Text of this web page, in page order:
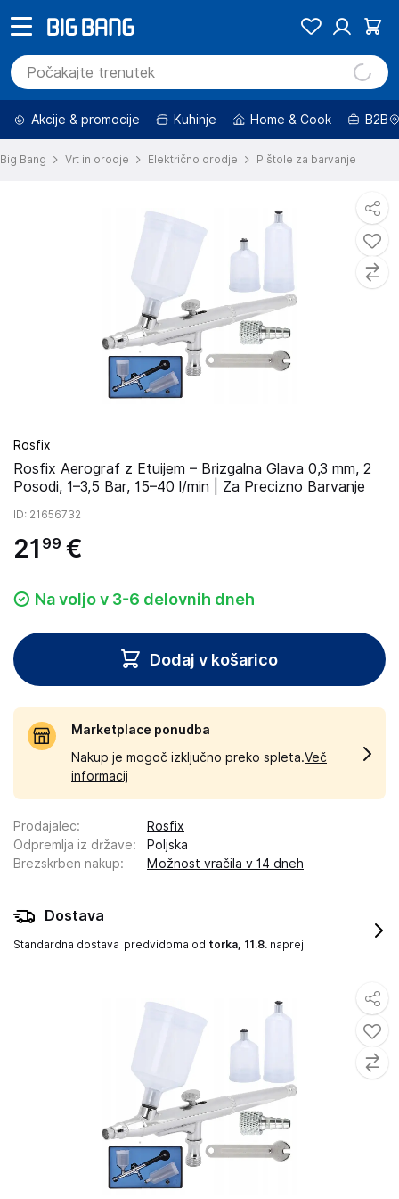
Akcije & promocije Kuhinje Home & Cook B2B
Big Bang Vrt in orodje Električno orodje Pištole za barvanje
Rosfix
Rosfix Aerograf z Etuijem – Brizgalna Glava 0,3 mm, 2
Posodi, 1–3,5 Bar, 15–40 l/min | Za Precizno Barvanje
ID: 21656732
21 99 €
Na voljo v 3-6 delovnih dneh
Dodaj v košarico
Marketplace ponudba
Nakup je mogoč izključno preko spleta.Več
informacij
Prodajalec:
Rosfix
Odpremlja iz države:
Poljska
Brezskrben nakup: Možnost vračila v 14 dneh
Dostava
Standardna dostava predvidoma od torka, 11.8. naprej